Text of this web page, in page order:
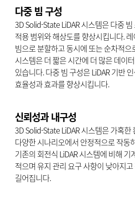
다중 빔 구성
3D Solid-State LiDAR 시스템은 다중
적용 범위와 해상도를 향상시킵니다.
빔으로 분할하고 동시에 또는 순차적
시스템은 더 짧은 시간에 더 많은 데이
있습니다. 다중 빔 구성은 LiDAR 기반
효율성과 효과를 향상시킵니다.
신뢰성과 내구성
3D Solid-State LiDAR 시스템은 가혹한
다양한 시나리오에서 안정적으로 작동
기존의 회전식 LiDAR 시스템에 비해 기
적으며 유지 관리 요구 사항이 낮아지
길어집니다.